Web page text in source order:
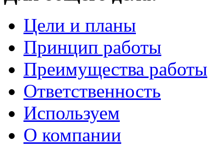
Цели и планы
Принцип работы
Преимущества работы
Ответственность
Используем
О компании